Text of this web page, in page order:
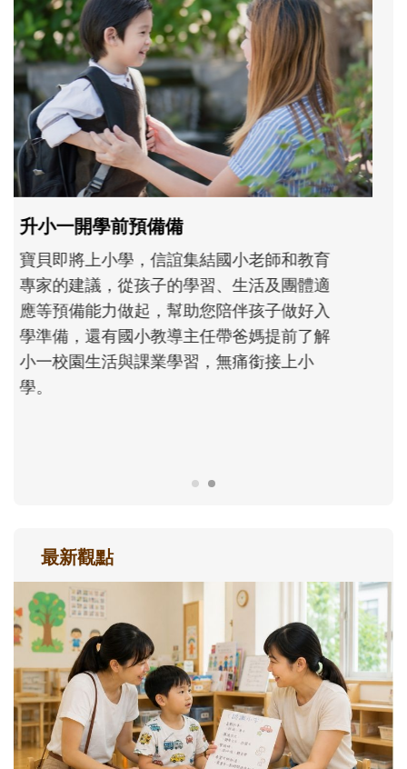
和孩子一起長大的那個男人│讀懂父親的
不同模樣
沒有人天生就擅長當爸爸！男人總是在一次
次「前所未有」的體驗中，跟著孩子一起長
大。從給予安全感的肢體遊戲，到獨立自
主、角色認同及解決問題的能力養成。爸爸
最新觀點